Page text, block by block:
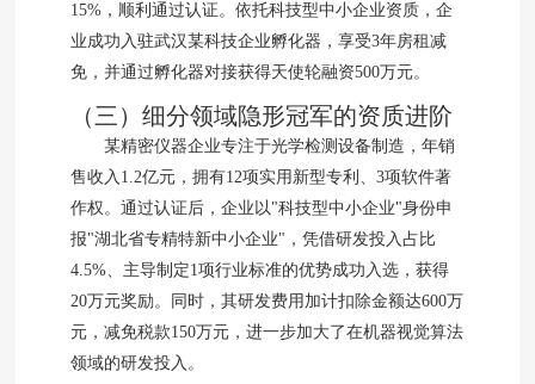
15%，顺利通过认证。依托科技型中小企业资质，企
业成功入驻武汉某科技企业孵化器，享受3年房租减
免，并通过孵化器对接获得天使轮融资500万元。
（三）细分领域隐形冠军的资质进阶
某精密仪器企业专注于光学检测设备制造，年销
售收入1.2亿元，拥有12项实用新型专利、3项软件著
作权。通过认证后，企业以"科技型中小企业"身份申
报"湖北省专精特新中小企业"，凭借研发投入占比
4.5%、主导制定1项行业标准的优势成功入选，获得
20万元奖励。同时，其研发费用加计扣除金额达600万
元，减免税款150万元，进一步加大了在机器视觉算法
领域的研发投入。